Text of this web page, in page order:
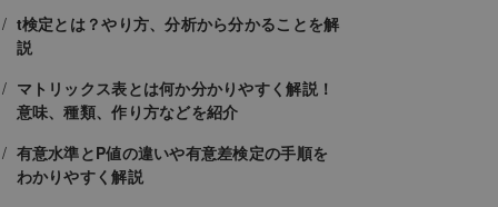
t検定とは？やり方、分析から分かることを解
説
マトリックス表とは何か分かりやすく解説！
意味、種類、作り方などを紹介
有意水準とP値の違いや有意差検定の手順を
わかりやすく解説